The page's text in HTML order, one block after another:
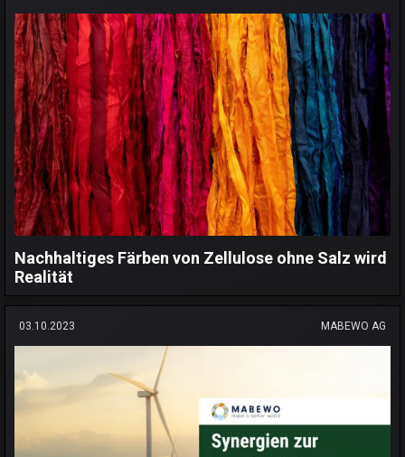
Nachhaltiges Färben von Zellulose ohne Salz wird
Realität
03.10.2023 MABEWO AG